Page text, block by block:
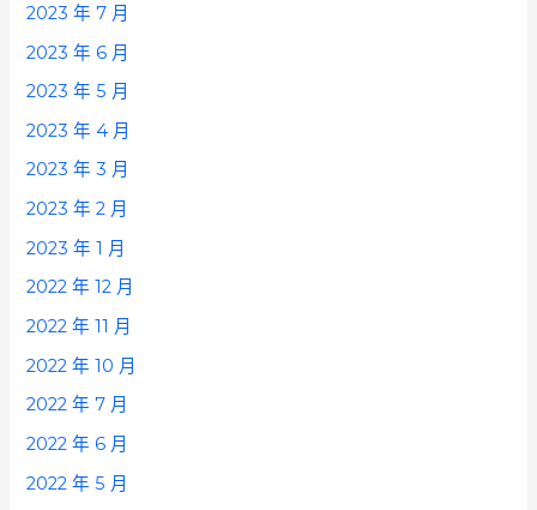
2023 年 7 月
2023 年 6 月
2023 年 5 月
2023 年 4 月
2023 年 3 月
2023 年 2 月
2023 年 1 月
2022 年 12 月
2022 年 11 月
2022 年 10 月
2022 年 7 月
2022 年 6 月
2022 年 5 月